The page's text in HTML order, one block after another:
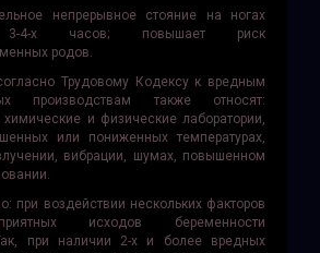
непрерывное стояние на ногах
4-х часов; повышает риск
родов.
Трудовому Кодексу к вредным
производствам также относят:
и физические лаборатории,
или пониженных температурах,
вибрации, шумах, повышенном
при воздействии нескольких факторов
исходов беременности
при наличии 2-х и более вредных